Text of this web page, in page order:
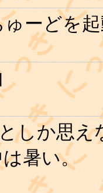
ゅーどを
しか思
暑い。